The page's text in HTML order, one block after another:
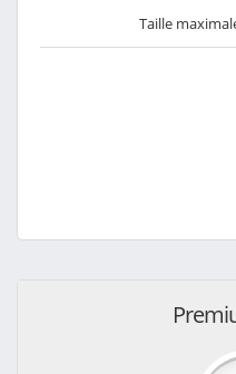
Taille